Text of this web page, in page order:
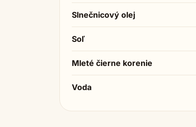
Slnečnicový olej
Soľ
Mleté čierne korenie
Voda